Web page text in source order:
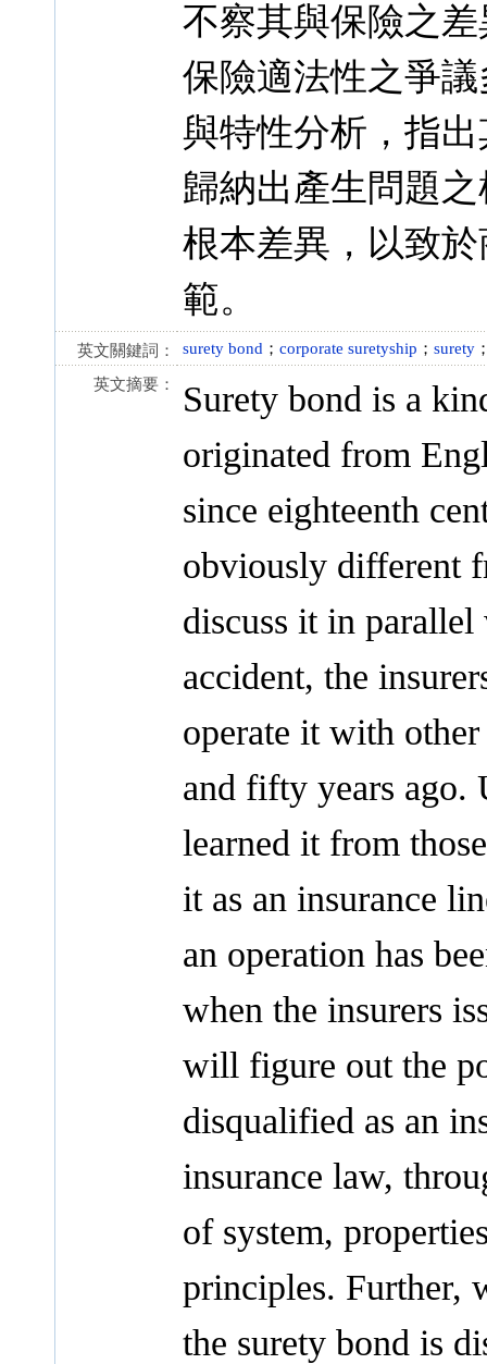
不察其與保險之
保險適法性之爭
與特性分析，指
歸納出產生問題
根本差異，以致
範。
英文關鍵詞： surety bond ； corporate suretyship ； surety
英文摘要：
Surety bond is a
originated from
since eighteenth
obviously different
discuss it in
accident, the
operate it with
and fifty years ago.
learned it from
it as an insurance
an operation has
when the insurers
will figure out the
disqualified as an
insurance law,
of system,
principles. Further,
the surety bond is